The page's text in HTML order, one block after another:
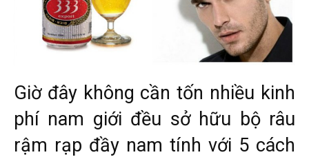
Giờ đây không cần tốn nhiều kinh
phí nam giới đều sở hữu bộ râu
rậm rạp đầy nam tính với 5 cách